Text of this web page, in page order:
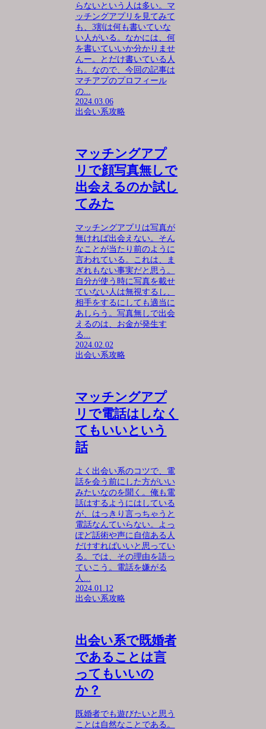
らないという人は多い。マ
ッチングアプリを見てみて
も、3割は何も書いていな
い人がいる。なかには、何
を書いていいか分かりませ
んー。とだけ書いている人
も。なので、今回の記事は
マチアプのプロフィール
の...
2024.03.06
出会い系攻略
マッチングアプ
リで顔写真無しで
出会えるのか試し
てみた
マッチングアプリは写真が
無ければ出会えない。そん
なことが当たり前のように
言われている。これは、ま
ぎれもない事実だと思う。
自分が使う時に写真を載せ
ていない人は無視するし、
相手をするにしても適当に
あしらう。写真無しで出会
えるのは、お金が発生す
る...
2024.02.02
出会い系攻略
マッチングアプ
リで電話はしなく
てもいいという
話
よく出会い系のコツで、電
話を会う前にした方がいい
みたいなのを聞く。俺も電
話はするようにはしている
が、はっきり言っちゃうと
電話なんていらない。よっ
ぽど話術や声に自信ある人
だけすればいいと思ってい
る。では、その理由を語っ
ていこう。電話を嫌がる
人...
2024.01.12
出会い系攻略
出会い系で既婚者
であることは言
ってもいいの
か？
既婚者でも遊びたいと思う
ことは自然なことである。